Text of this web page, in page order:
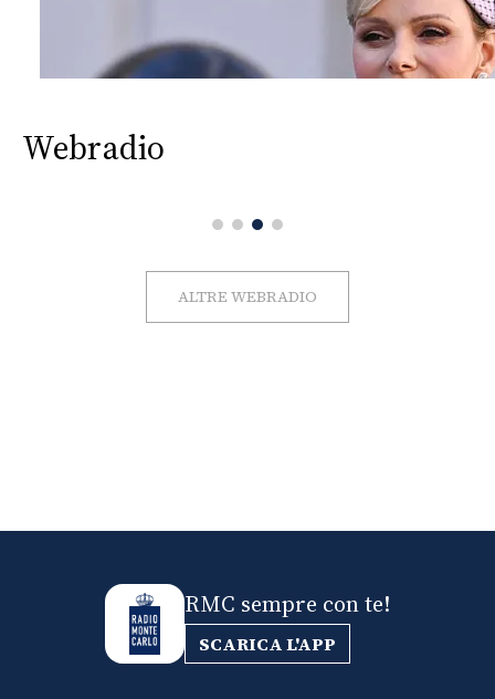
Webradio
ALTRE WEBRADIO
RMC sempre con te!
SCARICA L'APP